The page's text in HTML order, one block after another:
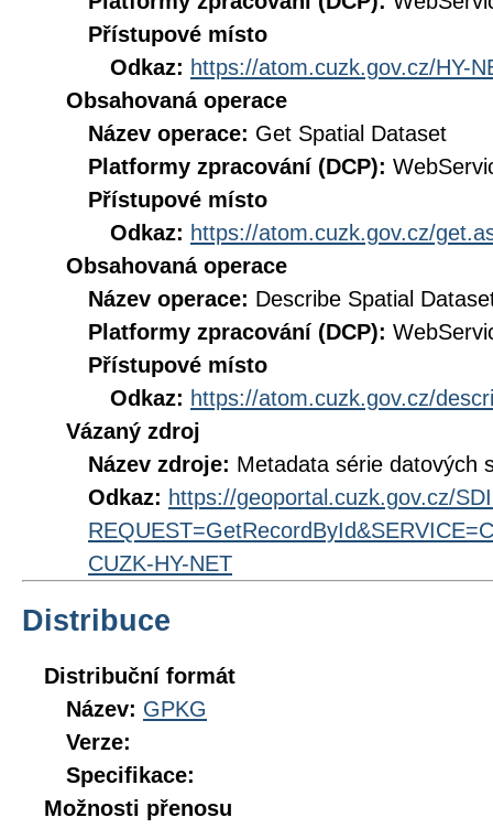
Přístupové místo
Odkaz: https://atom.cuzk.gov.cz/HY-
Obsahovaná operace
Název operace: Get Spatial Dataset
Platformy zpracování (DCP):
Přístupové místo
Odkaz: https://atom.cuzk.gov.cz/
Obsahovaná operace
Název operace: Describe Spatial
Platformy zpracování (DCP):
Přístupové místo
Odkaz: https://atom.cuzk.gov.cz/
Vázaný zdroj
Název zdroje: Metadata série datových
Odkaz: https://geoportal.cuzk.gov.cz/
CUZK-HY-NET
Distribuce
Distribuční formát
Název: GPKG
Verze:
Specifikace:
Možnosti přenosu